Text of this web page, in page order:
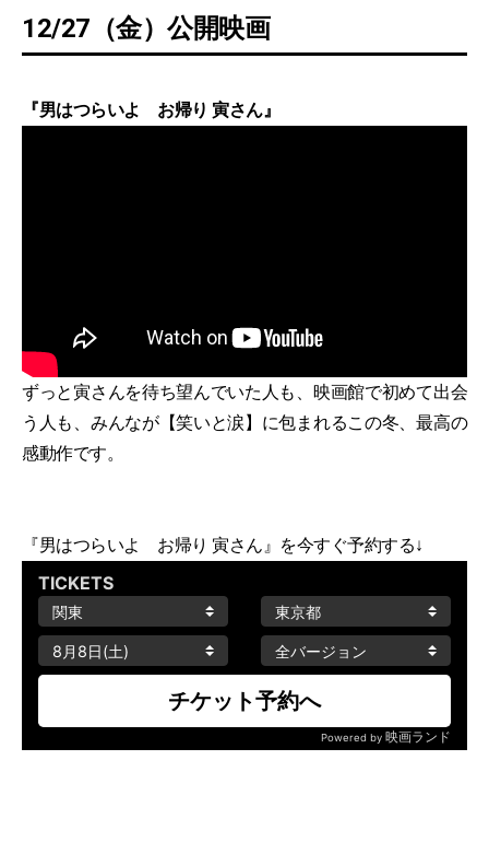
12/27（金）公開映画
『男はつらいよ お帰り 寅さん』
ずっと寅さんを待ち望んでいた人も、映画館で初めて出会
う人も、みんなが【笑いと涙】に包まれるこの冬、最高の
感動作です。
『男はつらいよ お帰り 寅さん』を今すぐ予約する↓